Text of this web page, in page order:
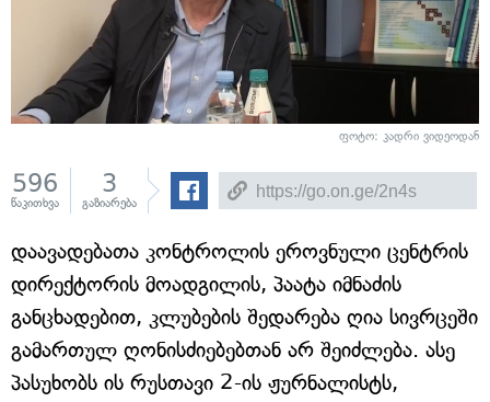
ფოტო: კადრი ვიდეოდან
596
წაკითხვა
3
გაზიარება
დაავადებათა კონტროლის ეროვნული ცენტრის
დირექტორის მოადგილის, პაატა იმნაძის
განცხადებით, კლუბების შედარება ღია სივრცეში
გამართულ ღონისძიებებთან არ შეიძლება. ასე
პასუხობს ის რუსთავი 2-ის ჟურნალისტს,